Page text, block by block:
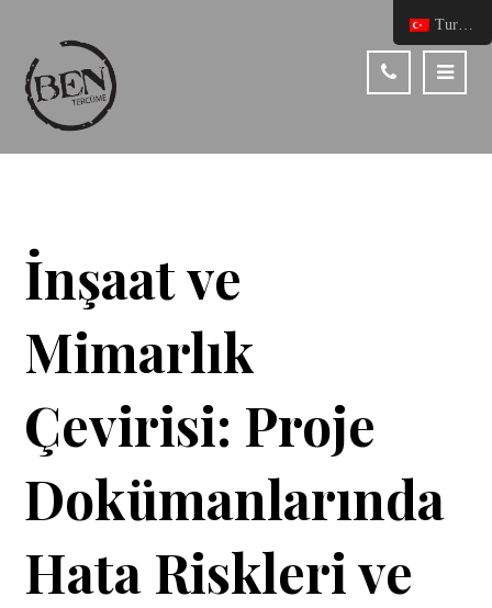
İnşaat ve
Mimarlık
Çevirisi: Proje
Dokümanlarında
Hata Riskleri ve
Turkish